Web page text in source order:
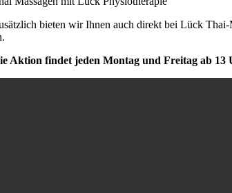
bieten wir Ihnen auch direkt bei Lück Thai-
Aktion findet jeden Montag und Freitag ab 13